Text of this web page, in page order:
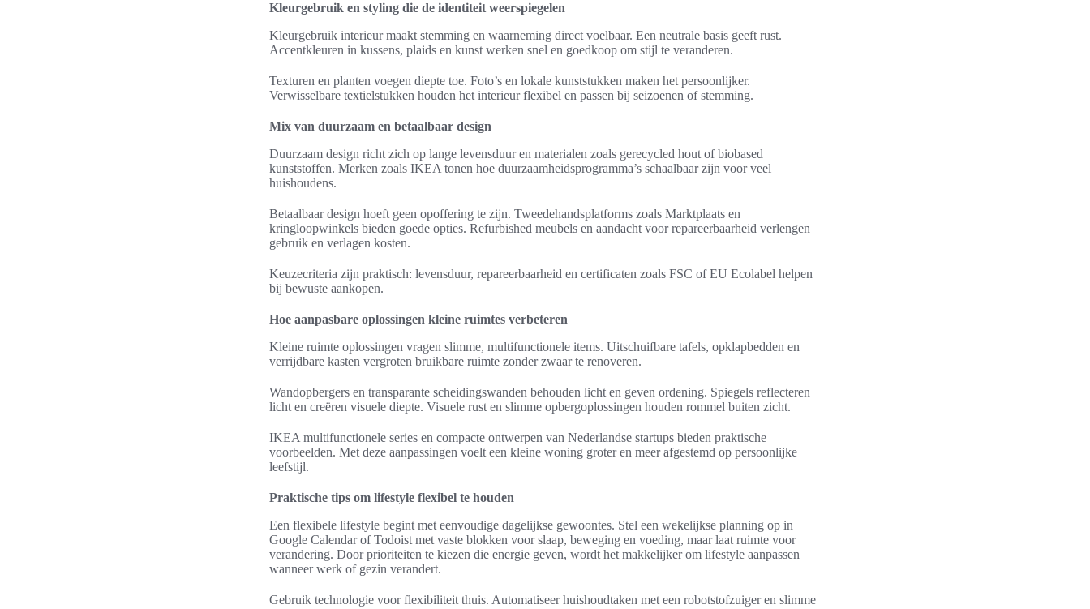
Kleurgebruik en styling die de identiteit weerspiegelen
Kleurgebruik interieur maakt stemming en waarneming direct voelbaar. Een neutrale basis geeft rust.
Accentkleuren in kussens, plaids en kunst werken snel en goedkoop om stijl te veranderen.
Texturen en planten voegen diepte toe. Foto’s en lokale kunststukken maken het persoonlijker.
Verwisselbare textielstukken houden het interieur flexibel en passen bij seizoenen of stemming.
Mix van duurzaam en betaalbaar design
Duurzaam design richt zich op lange levensduur en materialen zoals gerecycled hout of biobased
kunststoffen. Merken zoals IKEA tonen hoe duurzaamheidsprogramma’s schaalbaar zijn voor veel
huishoudens.
Betaalbaar design hoeft geen opoffering te zijn. Tweedehandsplatforms zoals Marktplaats en
kringloopwinkels bieden goede opties. Refurbished meubels en aandacht voor repareerbaarheid verlengen
gebruik en verlagen kosten.
Keuzecriteria zijn praktisch: levensduur, repareerbaarheid en certificaten zoals FSC of EU Ecolabel helpen
bij bewuste aankopen.
Hoe aanpasbare oplossingen kleine ruimtes verbeteren
Kleine ruimte oplossingen vragen slimme, multifunctionele items. Uitschuifbare tafels, opklapbedden en
verrijdbare kasten vergroten bruikbare ruimte zonder zwaar te renoveren.
Wandopbergers en transparante scheidingswanden behouden licht en geven ordening. Spiegels reflecteren
licht en creëren visuele diepte. Visuele rust en slimme opbergoplossingen houden rommel buiten zicht.
IKEA multifunctionele series en compacte ontwerpen van Nederlandse startups bieden praktische
voorbeelden. Met deze aanpassingen voelt een kleine woning groter en meer afgestemd op persoonlijke
leefstijl.
Praktische tips om lifestyle flexibel te houden
Een flexibele lifestyle begint met eenvoudige dagelijkse gewoontes. Stel een wekelijkse planning op in
Google Calendar of Todoist met vaste blokken voor slaap, beweging en voeding, maar laat ruimte voor
verandering. Door prioriteiten te kiezen die energie geven, wordt het makkelijker om lifestyle aanpassen
wanneer werk of gezin verandert.
Gebruik technologie voor flexibiliteit thuis. Automatiseer huishoudtaken met een robotstofzuiger en slimme